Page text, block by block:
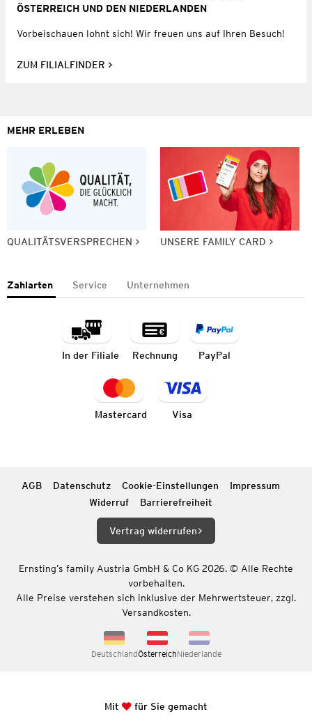
ÖSTERREICH UND DEN NIEDERLANDEN
Vorbeischauen lohnt sich! Wir freuen uns auf Ihren Besuch!
ZUM FILIALFINDER
MEHR ERLEBEN
QUALITÄTSVERSPRECHEN UNSERE FAMILY CARD
Zahlarten Service Unternehmen
In der Filiale Rechnung PayPal
Mastercard Visa
AGB Datenschutz Cookie-Einstellungen
Impressum
Widerruf
Barrierefreiheit
Vertrag widerrufen
Ernsting’s family Austria GmbH & Co KG 2026. © Alle Rechte
vorbehalten.
Alle Preise verstehen sich inklusive der Mehrwertsteuer, zzgl.
Versandkosten.
DeutschlandÖsterreichNiederlande
Mit für Sie gemacht